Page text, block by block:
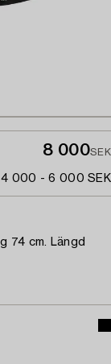
8 000SEK
4 000 - 6 000 SEK
74 cm. Längd